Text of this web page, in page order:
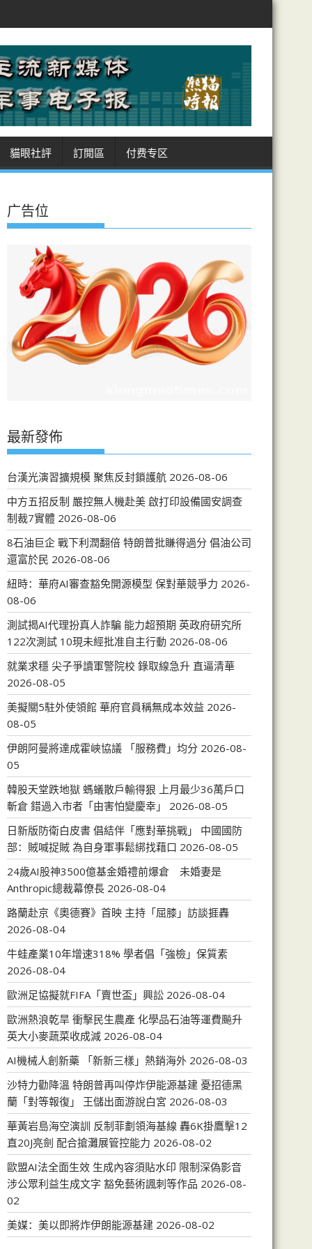
貓眼社評 訂閲區 付费专区
广告位
最新發佈
台漢光演習擴規模 聚焦反封鎖護航 2026-08-06
中方五招反制 嚴控無人機赴美 啟打印設備國安調查
制裁7實體 2026-08-06
8石油巨企 戰下利潤翻倍 特朗普批賺得過分 倡油公司
還富於民 2026-08-06
紐時：華府AI審查豁免開源模型 保對華競爭力 2026-
08-06
測試揭AI代理扮真人詐騙 能力超預期 英政府研究所
122次測試 10現未經批准自主行動 2026-08-06
就業求穩 尖子爭讀軍警院校 錄取線急升 直逼清華
2026-08-05
美擬關5駐外使領館 華府官員稱無成本效益 2026-
08-05
伊朗阿曼將達成霍峽協議 「服務費」均分 2026-08-
05
韓股天堂跌地獄 螞蟻散戶輸得狠 上月最少36萬戶口
斬倉 錯過入市者「由害怕變慶幸」
2026-08-05
日新版防衛白皮書 倡結伴「應對華挑戰」 中國國防
部：賊喊捉賊 為自身軍事鬆綁找藉口 2026-08-05
24歲AI股神3500億基金婚禮前爆倉 未婚妻是
Anthropic總裁幕僚長 2026-08-04
路蘭赴京《奧德賽》首映 主持「屈膝」訪談捱轟
2026-08-04
牛蛙產業10年增速318% 學者倡「強檢」保質素
2026-08-04
歐洲足協擬就FIFA「賣世盃」興訟 2026-08-04
歐洲熱浪乾旱 衝擊民生農產 化學品石油等運費飈升
英大小麥蔬菜收成減 2026-08-04
AI機械人創新藥 「新新三樣」熱銷海外 2026-08-03
沙特力勸降溫 特朗普再叫停炸伊能源基建 憂招德黑
蘭「對等報復」 王儲出面游說白宮 2026-08-03
華黃岩島海空演訓 反制菲劃領海基線 轟6K掛鷹擊12
直20J亮劍 配合搶灘展管控能力 2026-08-02
歐盟AI法全面生效 生成內容須貼水印 限制深偽影音
涉公眾利益生成文字 豁免藝術諷刺等作品 2026-08-
02
美媒：美以即將炸伊朗能源基建 2026-08-02